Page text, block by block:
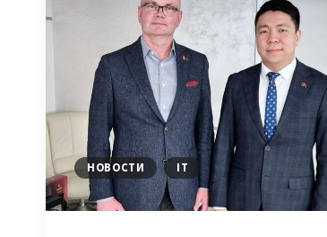
НАЦИОНАЛЬНЫХ
ДАННЫХ
НОВОСТИ IT